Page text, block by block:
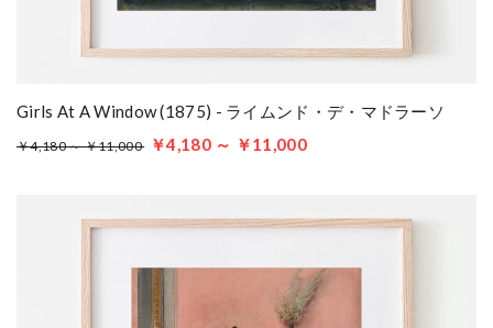
Girls At A Window (1875) - ライムンド・デ・マドラーソ
￥4,180 ～ ￥11,000 ￥4,180 ～ ￥11,000